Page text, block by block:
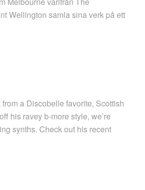
Wellington samla sina verk på ett
a Discobelle favorite, Scottish
his ravey b-more style, we’re
synths. Check out his recent